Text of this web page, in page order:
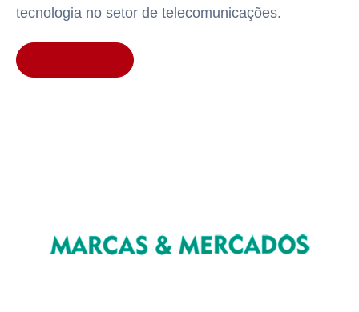
tecnologia no setor de telecomunicações.